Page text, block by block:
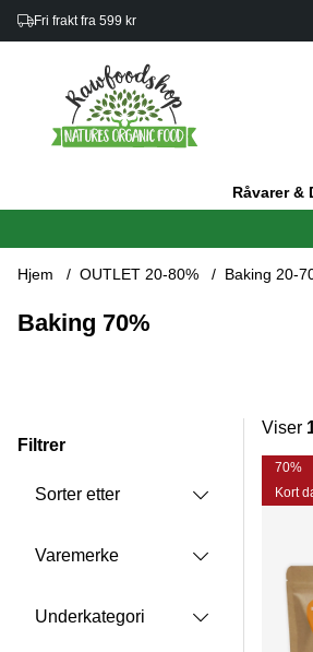
Fri frakt fra 599 kr
Råvarer &
Hjem OUTLET 20-80% Baking 20-
Baking 70%
Filtrer
Sorter etter
Varemerke
Underkategori
Viser
70%
Kort